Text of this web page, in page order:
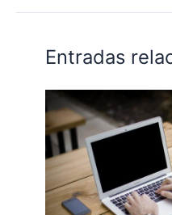
Entradas